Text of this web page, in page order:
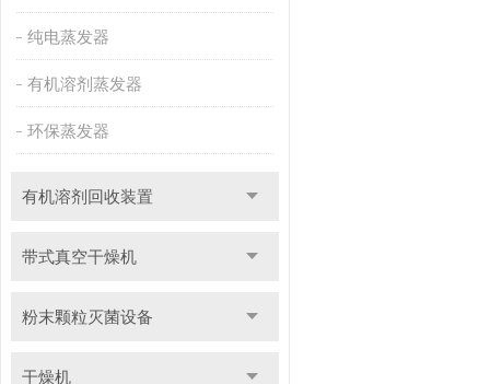
纯电蒸发器
有机溶剂蒸发器
环保蒸发器
有机溶剂回收装置
带式真空干燥机
粉末颗粒灭菌设备
干燥机